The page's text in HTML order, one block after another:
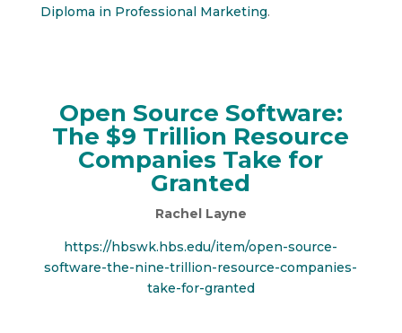
Diploma in Professional Marketing.
Open Source Software:
The $9 Trillion Resource
Companies Take for
Granted
Rachel Layne
https://hbswk.hbs.edu/item/open-source-
software-the-nine-trillion-resource-companies-
take-for-granted